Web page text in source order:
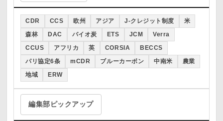
CDR CCS 欧州 アジア J-クレジット制度 米
森林 DAC バイオ炭 ETS JCM Verra
CCUS アフリカ 英 CORSIA BECCS
パリ協定6条 mCDR ブルーカーボン 中南米 農業
地域 ERW
編集部ピックアップ